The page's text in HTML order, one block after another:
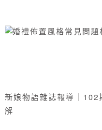
新娘物語雜誌報導｜102
解